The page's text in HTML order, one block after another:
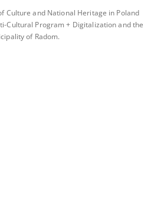
Culture and National Heritage in Poland
Cultural Program + Digitalization and the
of Radom.